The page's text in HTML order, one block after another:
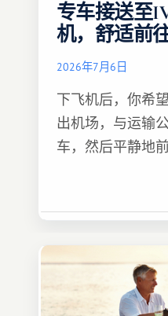
专车接送至
机，舒适前
2026年7月6日
下飞机后，你希
出机场，与运输
车，然后平静地